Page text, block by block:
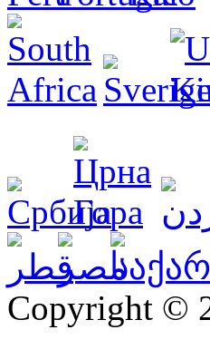
Copyright ©